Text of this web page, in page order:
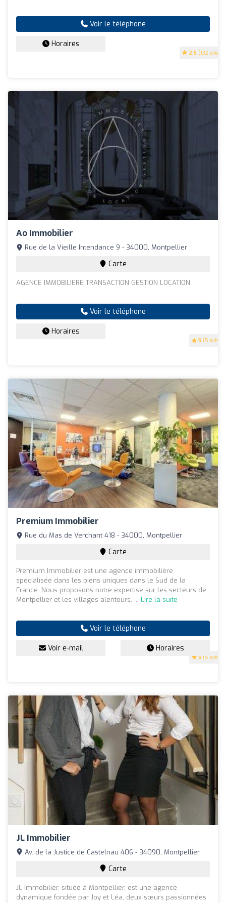
2.5 (132 avis)
Voir le téléphone
Horaires
Ao Immobilier
5 (5 avis)
Rue de la Vieille Intendance 9 - 34000, Montpellier
Carte
AGENCE IMMOBILIERE TRANSACTION GESTION LOCATION
Voir le téléphone
Horaires
Premium Immobilier
5 (5 avis)
Rue du Mas de Verchant 418 - 34000, Montpellier
Carte
Premium Immobilier est une agence immobilière
spécialisée dans les biens uniques dans le Sud de la
France. Nous proposons notre expertise sur les secteurs de
Montpellier et les villages alentours. ... Lire la suite
Voir le téléphone
Voir e-mail Horaires
JL Immobilier
Av. de la Justice de Castelnau 406 - 34090, Montpellier
Carte
JL Immobilier, située à Montpellier, est une agence
dynamique fondée par Joy et Léa, deux sœurs passionnées